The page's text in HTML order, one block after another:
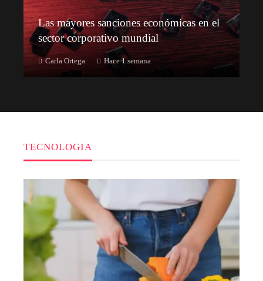
Las mayores sanciones económicas en el
sector corporativo mundial
Carla Ortega Hace 1 semana
TECNOLOGIA